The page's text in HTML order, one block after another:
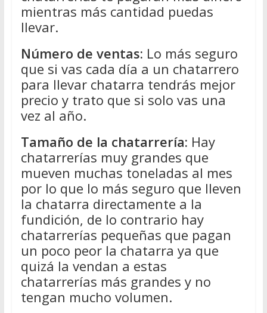
mientras más cantidad puedas
llevar.
Número de ventas: Lo más seguro
que si vas cada día a un chatarrero
para llevar chatarra tendrás mejor
precio y trato que si solo vas una
vez al año.
Tamaño de la chatarrería: Hay
chatarrerías muy grandes que
mueven muchas toneladas al mes
por lo que lo más seguro que lleven
la chatarra directamente a la
fundición, de lo contrario hay
chatarrerías pequeñas que pagan
un poco peor la chatarra ya que
quizá la vendan a estas
chatarrerías más grandes y no
tengan mucho volumen.